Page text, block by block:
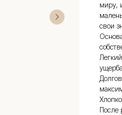
миру,
свои
После